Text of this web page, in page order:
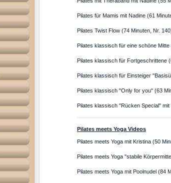
Pilates für Mamis mit Nadine (61
Pilates Twist Flow (74 Minuten, Nr.
Pilates klassisch für eine schöne Mitte
Pilates klassisch für Fortgeschrittene
Pilates klassisch für Einsteiger
Pilates klassisch "Only for you" (63
Pilates klassisch "Rücken Special" mit
Pilates meets Yoga Videos
Pilates meets Yoga mit Kristina (50
Pilates meets Yoga "stabile
Pilates meets Yoga mit Poolnudel (84